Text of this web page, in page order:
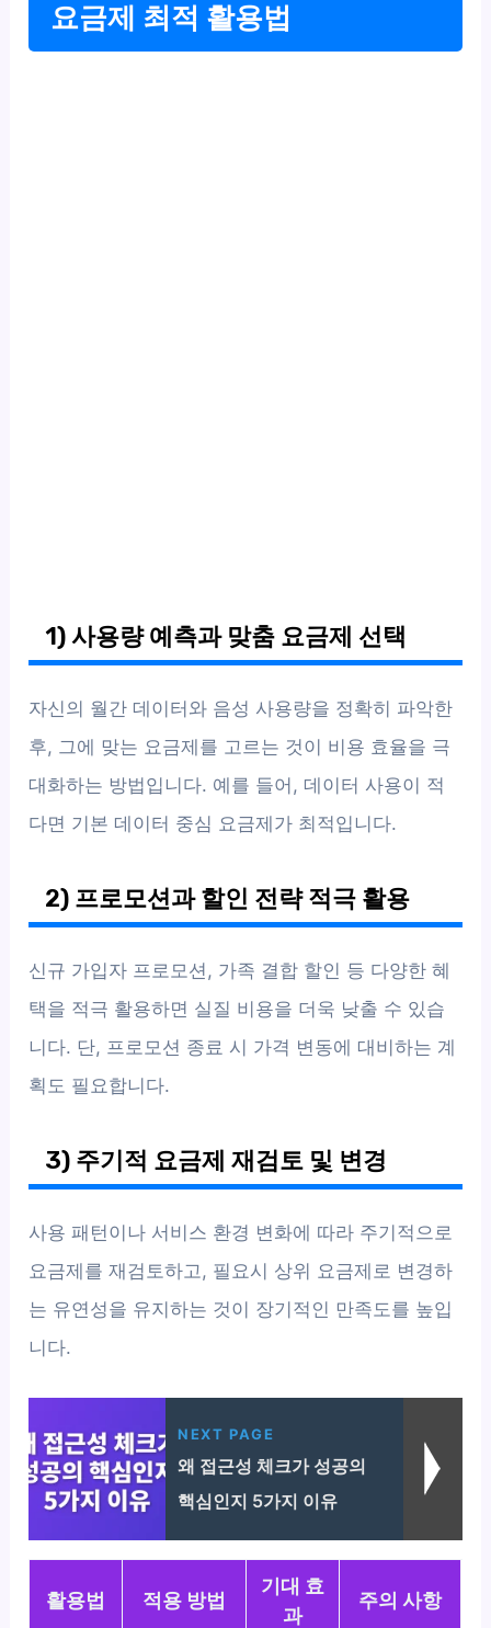
요금제 최적 활용법
1) 사용량 예측과 맞춤 요금제 선택
자신의 월간 데이터와 음성 사용량을 정확히 파악한
후, 그에 맞는 요금제를 고르는 것이 비용 효율을 극
대화하는 방법입니다. 예를 들어, 데이터 사용이 적
다면 기본 데이터 중심 요금제가 최적입니다.
2) 프로모션과 할인 전략 적극 활용
신규 가입자 프로모션, 가족 결합 할인 등 다양한 혜
택을 적극 활용하면 실질 비용을 더욱 낮출 수 있습
니다. 단, 프로모션 종료 시 가격 변동에 대비하는 계
획도 필요합니다.
3) 주기적 요금제 재검토 및 변경
사용 패턴이나 서비스 환경 변화에 따라 주기적으로
요금제를 재검토하고, 필요시 상위 요금제로 변경하
는 유연성을 유지하는 것이 장기적인 만족도를 높입
니다.
NEXT PAGE
왜 접근성 체크가 성공의
핵심인지 5가지 이유
활용법 적용 방법
기대 효
과
주의 사항